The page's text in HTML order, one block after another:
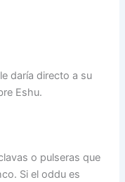
daría directo a su
Eshu.
o pulseras que
Si el oddu es